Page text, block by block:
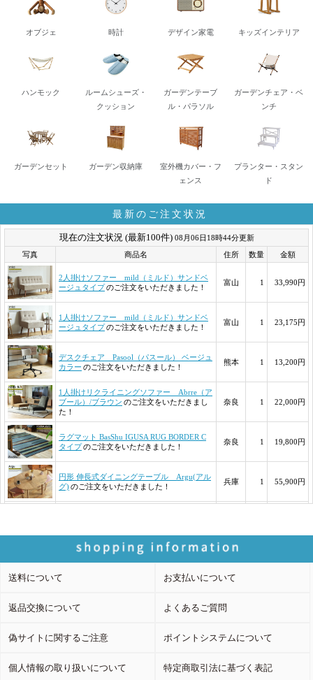
オブジェ 時計 デザイン家電 キッズインテリア
ハンモック
ルームシューズ・
クッション
ガーデンテーブ
ル・パラソル
ガーデンチェア・ベ
ンチ
ガーデンセット ガーデン収納庫
室外機カバー・フ
ェンス
プランター・スタン
ド
最新のご注文状況
送料について お支払いについて
返品交換について よくあるご質問
偽サイトに関するご注意 ポイントシステムについて
個人情報の取り扱いについて 特定商取引法に基づく表記